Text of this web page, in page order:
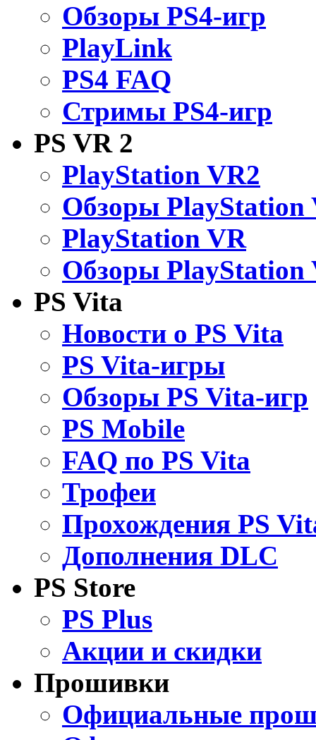
Обзоры PS4-игр
PlayLink
PS4 FAQ
Стримы PS4-игр
PS VR 2
PlayStation VR2
Обзоры PlayStation
PlayStation VR
Обзоры PlayStation
PS Vita
Новости о PS Vita
PS Vita-игры
Обзоры PS Vita-игр
PS Mobile
FAQ по PS Vita
Трофеи
Прохождения PS
Дополнения DLC
PS Store
PS Plus
Акции и скидки
Прошивки
Официальные